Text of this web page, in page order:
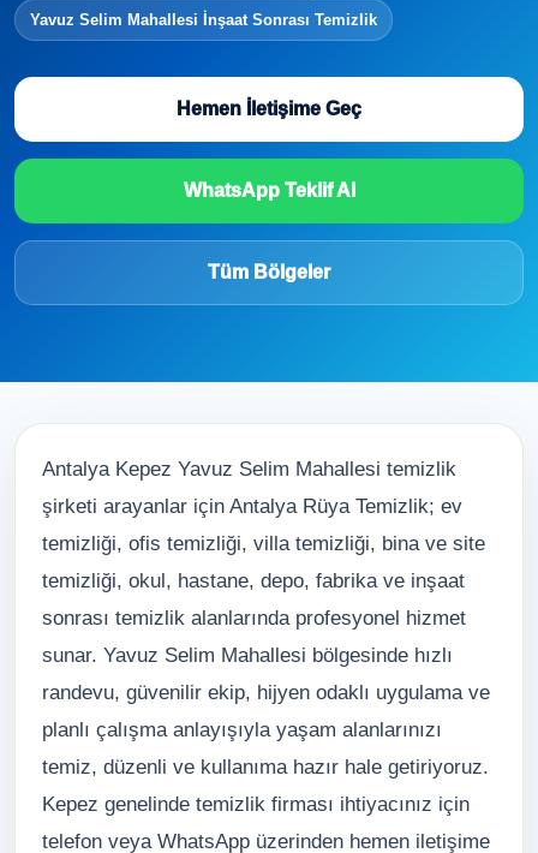
Yavuz Selim Mahallesi İnşaat Sonrası Temizlik
Hemen İletişime Geç
WhatsApp Teklif Al
Tüm Bölgeler
Antalya Kepez Yavuz Selim Mahallesi temizlik
şirketi arayanlar için Antalya Rüya Temizlik; ev
temizliği, ofis temizliği, villa temizliği, bina ve site
temizliği, okul, hastane, depo, fabrika ve inşaat
sonrası temizlik alanlarında profesyonel hizmet
sunar. Yavuz Selim Mahallesi bölgesinde hızlı
randevu, güvenilir ekip, hijyen odaklı uygulama ve
planlı çalışma anlayışıyla yaşam alanlarınızı
temiz, düzenli ve kullanıma hazır hale getiriyoruz.
Kepez genelinde temizlik firması ihtiyacınız için
telefon veya WhatsApp üzerinden hemen iletişime